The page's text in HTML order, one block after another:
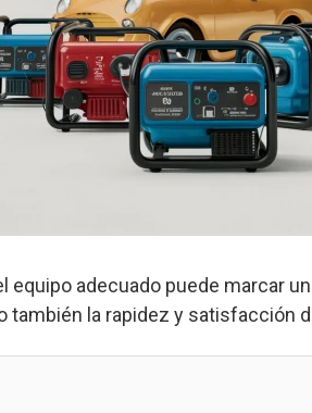
adecuado puede marcar
también la rapidez y satisfacción